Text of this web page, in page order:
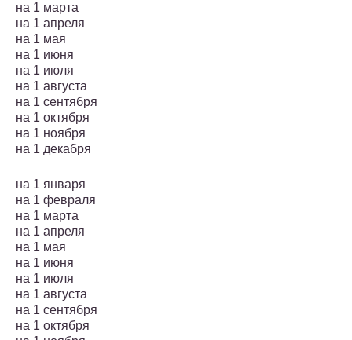
на 1 марта
на 1 апреля
на 1 мая
на 1 июня
на 1 июля
на 1 августа
на 1 сентября
на 1 октября
на 1 ноября
на 1 декабря
на 1 января
на 1 февраля
на 1 марта
на 1 апреля
на 1 мая
на 1 июня
на 1 июля
на 1 августа
на 1 сентября
на 1 октября